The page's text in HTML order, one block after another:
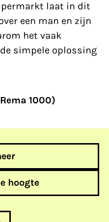
laat in dit
een man en zijn
het vaak
simpele oplossing
1000)
hoogte